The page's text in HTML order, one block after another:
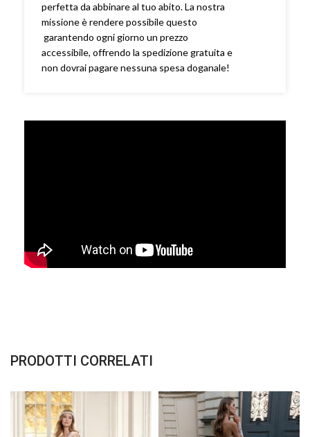
perfetta da abbinare al tuo abito. La nostra
missione è rendere possibile questo
garantendo ogni giorno un prezzo
accessibile, offrendo la spedizione gratuita e
non dovrai pagare nessuna spesa doganale!
PRODOTTI CORRELATI